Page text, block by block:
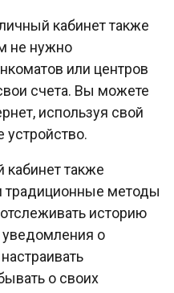
кабинет также
не нужно
или центров
счета. Вы можете
используя свой
также
традиционные методы
историю
уведомления о
о своих